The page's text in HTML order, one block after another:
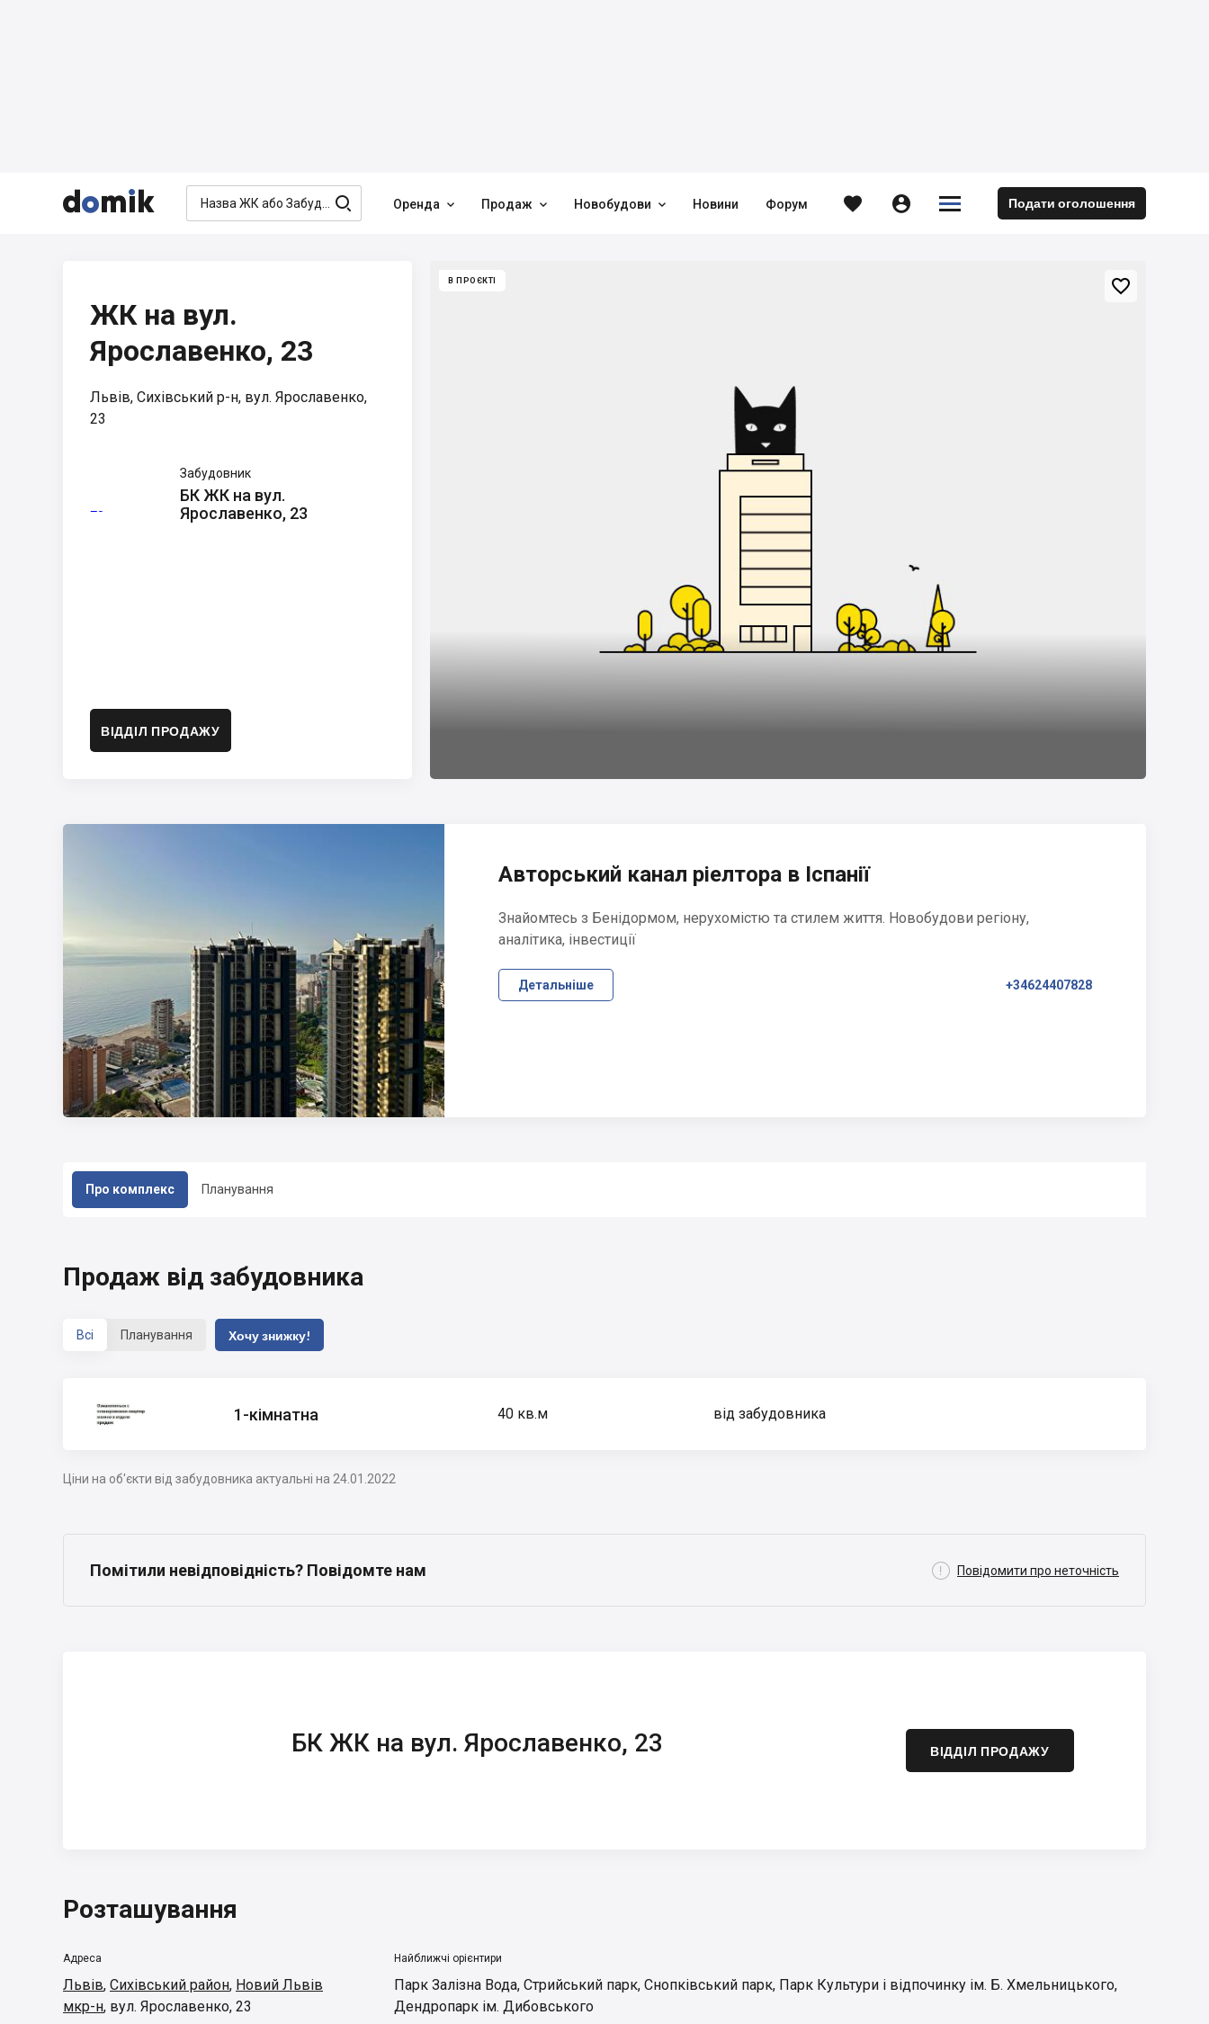


  Оренда  Продаж  Новобудови  Новини Форум   

 Подати оголошення
Про комплекс Планування
В ПРОЄКТІ 
ЖК на вул.
Ярославенко, 23
Львів, Сихівський р-н, вул. Ярославенко,
23
Забудовник
БК ЖК на вул.
Ярославенко, 23
ВІДДІЛ ПРОДАЖУ
Авторський канал ріелтора в Іспанії
Знайомтесь з Бенідормом, нерухомістю та стилем життя. Новобудови регіону,
аналітика, інвестиції
Детальніше +34624407828
Продаж від забудовника
Всі Планування Хочу знижку!
1-кімнатна 40 кв.м від забудовника
Ціни на об'єкти від забудовника актуальні на 24.01.2022
Помітили невідповідність? Повідомте нам  Повідомити про неточність
БК ЖК на вул. Ярославенко, 23 ВІДДІЛ ПРОДАЖУ
Розташування
Адреса
Львів, Сихівський район, Новий Львів
мкр-н, вул. Ярославенко, 23
Найближчі орієнтири
Парк Залізна Вода, Стрийський парк, Снопківський парк, Парк Культури і відпочинку ім. Б. Хмельницького,
Дендропарк ім. Дибовського